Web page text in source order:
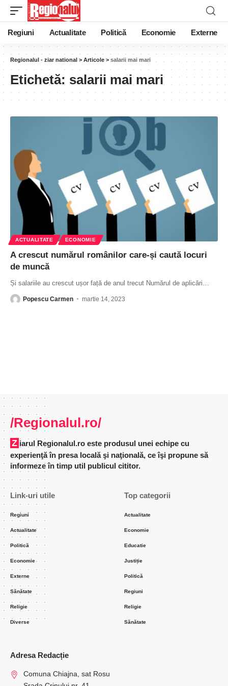
Regiuni Actualitate Politică Economie Externe
Regionalul - ziar national > Articole > salarii mai mari
Etichetă: salarii mai mari
ACTUALITATE ECONOMIE
A crescut numărul românilor ­care-și caută locuri
de muncă
Și salariile au crescut ușor față de anul trecut Numărul de aplicări
Popescu Carmen martie 14, 2023
/Regionalul.ro/
Ziarul Regionalul.ro este produsul unei echipe cu
experienţă în presa locală şi naţională, ce îşi propune să
informeze în timp util publicul cititor.
Link-uri utile
Regiuni
Actualitate
Politică
Economie
Externe
Sănătate
Religie
Diverse
Top categorii
Actualitate
Economie
Educatie
Justiție
Politică
Regiuni
Religie
Sănătate
Adresa Redacție
Comuna Chiajna, sat Rosu